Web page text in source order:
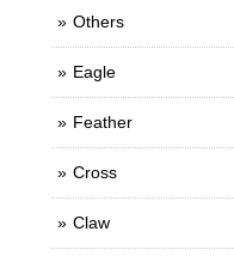
Others
Eagle
Feather
Cross
Claw